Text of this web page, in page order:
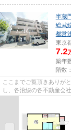
半蔵
総武
都営
東京
7.2
築年
階数
ここまでご覧頂きありが
し、各沿線の各不動産会